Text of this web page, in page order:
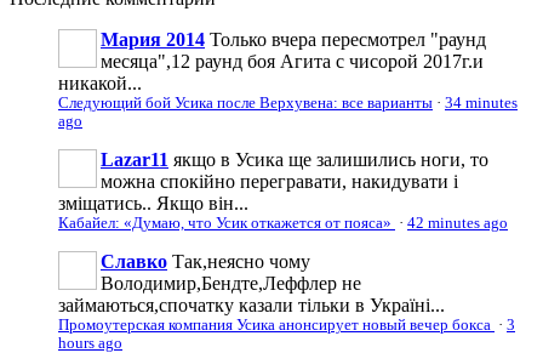
Мария 2014 Только вчера пересмотрел "раунд
месяца",12 раунд боя Агита с чисорой 2017г.и
никакой...
Следующий бой Усика после Верхувена: все варианты · 34 minutes
ago
Lazar11 якщо в Усика ще залишились ноги, то
можна спокійно перегравати, накидувати і
зміщатись.. Якщо він...
Кабайел: «Думаю, что Усик откажется от пояса» · 42 minutes ago
Славко Так,неясно чому
Володимир,Бендте,Леффлер не
займаються,спочатку казали тільки в Україні...
Промоутерская компания Усика анонсирует новый вечер бокса · 3
hours ago